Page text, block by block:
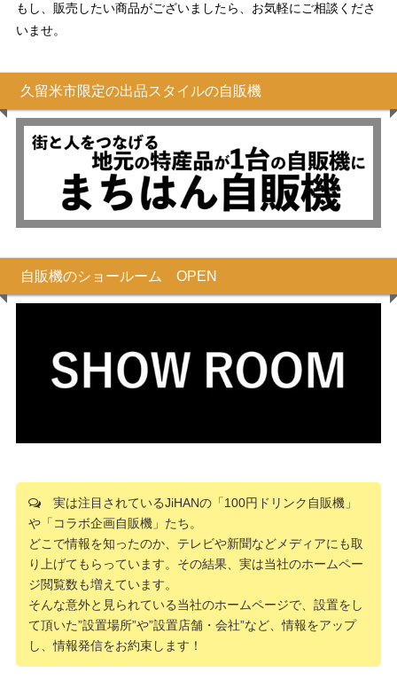
もし、販売したい商品がございましたら、お気軽にご相談くださ
いませ。
久留米市限定の出品スタイルの自販機
自販機のショールーム OPEN
実は注目されているJiHANの「100円ドリンク自販機」
や「コラボ企画自販機」たち。
どこで情報を知ったのか、テレビや新聞などメディアにも取
り上げてもらっています。その結果、実は当社のホームペー
ジ閲覧数も増えています。
そんな意外と見られている当社のホームページで、設置をし
て頂いた”設置場所”や”設置店舗・会社”など、情報をアップ
し、情報発信をお約束します！